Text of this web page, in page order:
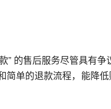
” 的售后服务尽管具有争
简单的退款流程，能降